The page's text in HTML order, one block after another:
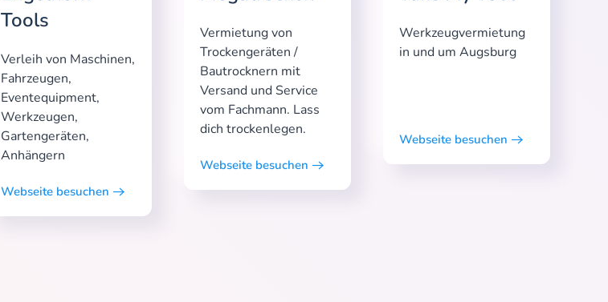
Tools
Verleih von Maschinen,
Fahrzeugen,
Eventequipment,
Werkzeugen,
Gartengeräten,
Anhängern
Webseite besuchen
Vermietung von
Trockengeräten /
Bautrocknern mit
Versand und Service
vom Fachmann. Lass
dich trockenlegen.
Webseite besuchen
Werkzeugvermietung
in und um Augsburg
Webseite besuchen